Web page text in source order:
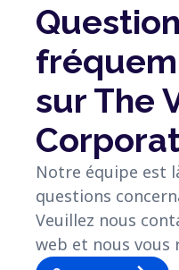
sur The
Notre équipe est
questions
Veuillez nous
web et nous vous